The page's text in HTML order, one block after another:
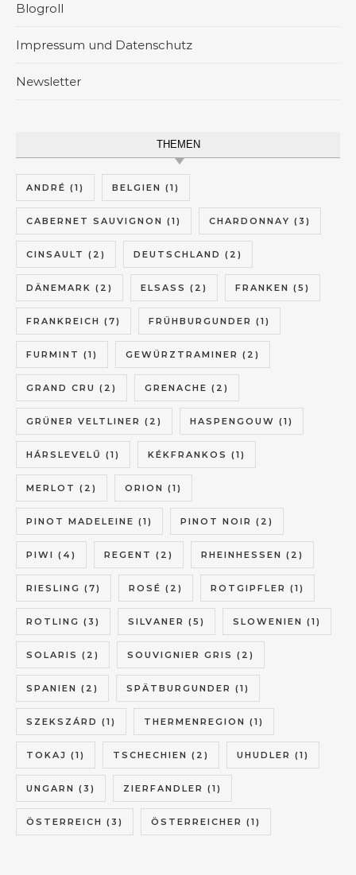
Blogroll
Impressum und Datenschutz
Newsletter
THEMEN
ANDRÉ (1) BELGIEN (1)
CABERNET SAUVIGNON (1) CHARDONNAY (3)
CINSAULT (2) DEUTSCHLAND (2)
DÄNEMARK (2) ELSASS (2) FRANKEN (5)
FRANKREICH (7) FRÜHBURGUNDER (1)
FURMINT (1) GEWÜRZTRAMINER (2)
GRAND CRU (2) GRENACHE (2)
GRÜNER VELTLINER (2) HASPENGOUW (1)
HÁRSLEVELŰ (1) KÉKFRANKOS (1)
MERLOT (2) ORION (1)
PINOT MADELEINE (1) PINOT NOIR (2)
PIWI (4) REGENT (2) RHEINHESSEN (2)
RIESLING (7) ROSÉ (2) ROTGIPFLER (1)
ROTLING (3) SILVANER (5) SLOWENIEN (1)
SOLARIS (2) SOUVIGNIER GRIS (2)
SPANIEN (2) SPÄTBURGUNDER (1)
SZEKSZÁRD (1) THERMENREGION (1)
TOKAJ (1) TSCHECHIEN (2) UHUDLER (1)
UNGARN (3) ZIERFANDLER (1)
ÖSTERREICH (3) ÖSTERREICHER (1)